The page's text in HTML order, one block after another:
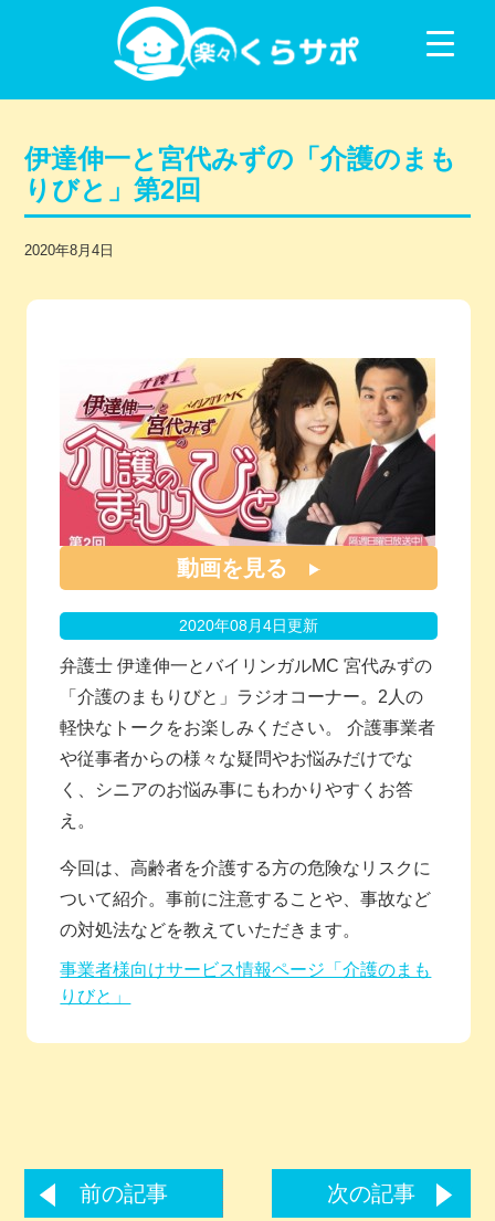
コンテンツに移動
伊達伸一と宮代みずの「介護のまも
りびと」第2回
2020年8月4日
動画を見る
2020年08月4日更新
弁護士 伊達伸一とバイリンガルMC 宮代みずの
「介護のまもりびと」ラジオコーナー。2人の
軽快なトークをお楽しみください。 介護事業者
や従事者からの様々な疑問やお悩みだけでな
く、シニアのお悩み事にもわかりやすくお答
え。
今回は、高齢者を介護する方の危険なリスクに
ついて紹介。事前に注意することや、事故など
の対処法などを教えていただきます。
事業者様向けサービス情報ページ「介護のまも
りびと」
前の記事 次の記事